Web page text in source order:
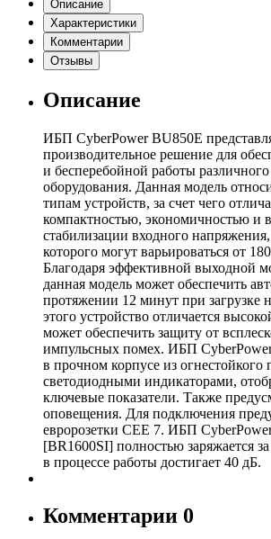
Описание
Характеристики
Комментарии
Отзывы
Описание
ИБП CyberPower BU850E
производительное решение для
и бесперебойной работы
оборудования. Данная модель
типам устройств, за счет чего
компактностью, экономичностью и
стабилизации входного
которого могут варьироваться от
Благодаря эффективной выходной
данная модель может обеспечить
протяжении 12 минут при загрузке
этого устройство отличается
может обеспечить защиту от
импульсных помех. ИБП
в прочном корпусе из огнестойкого
светодиодными индикаторами,
ключевые показатели. Также
оповещения. Для подключения
евророзетки CEE 7. ИБП
[BR1600SI] полностью заряжается
в процессе работы достигает 40 дБ.
Комментарии 0